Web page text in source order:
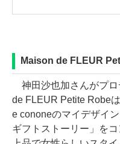
Maison de FLEUR
神田沙也加さんがプロ
de FLEUR Petite Robe
e cononeのマイデザイ
ギフトストーリー」を